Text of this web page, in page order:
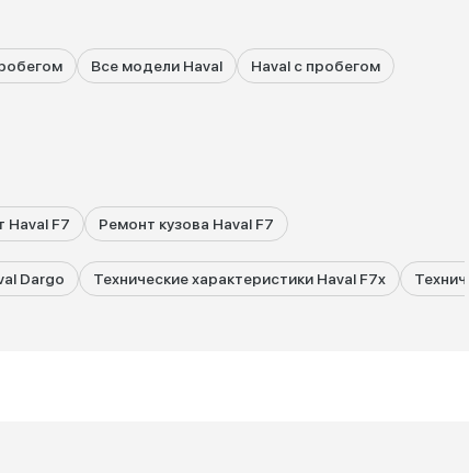
Все модели Haval Haval с пробегом
Haval F7 Ремонт кузова Haval F7
Dargo Технические характеристики Haval F7x